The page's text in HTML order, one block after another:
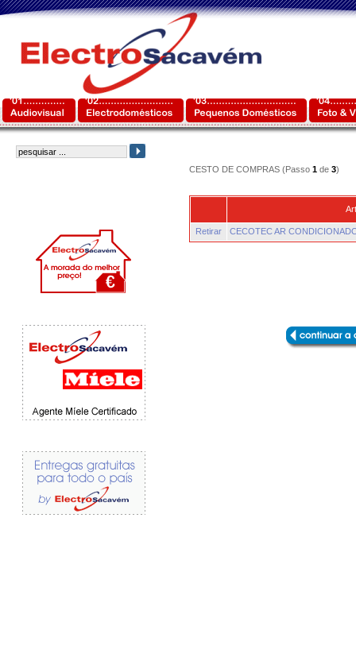
CESTO DE COMPRAS (Passo 1de 3)
Retirar CECOTEC AR